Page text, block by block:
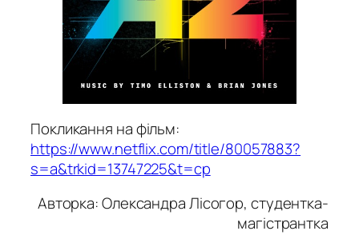
Покликання на фільм:
https://www.netflix.com/title/80057883?
s=a&trkid=13747225&t=cp
Авторка: Олександра Лісогор, студентка-
магістрантка